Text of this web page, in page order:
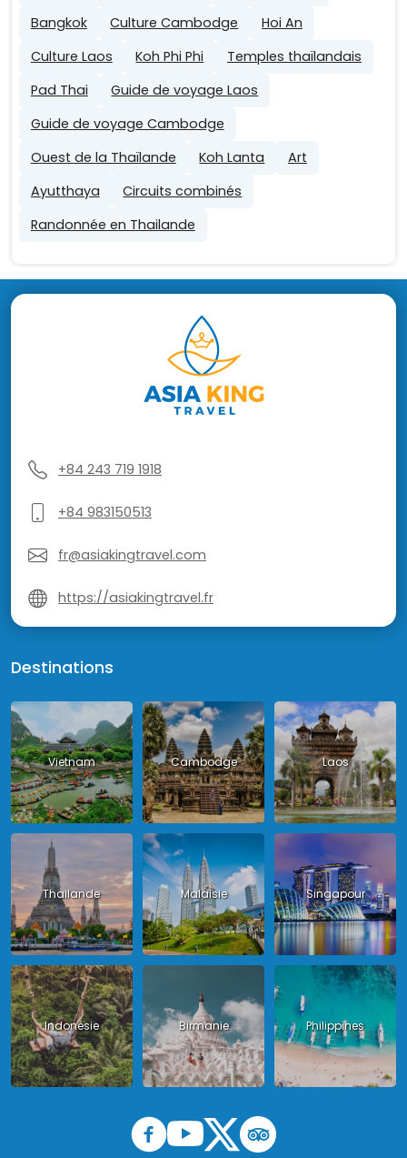
Bangkok
Culture Cambodge
Hoi An
Culture Laos
Koh Phi Phi
Temples thaïlandais
Pad Thai
Guide de voyage Laos
Guide de voyage Cambodge
Ouest de la Thaïlande
Koh Lanta
Art
Ayutthaya
Circuits combinés
Randonnée en Thailande
+84 243 719 1918
+84 983150513
fr@asiakingtravel.com
https://asiakingtravel.fr
Destinations
Vietnam Cambodge Laos
Thailande Malaisie Singapour
Indonésie Birmanie Philippines